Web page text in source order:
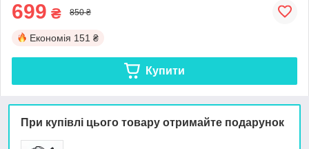
699 ₴ 850 ₴
Економія 151 ₴
Купити
При купівлі цього товару отримайте подарунок